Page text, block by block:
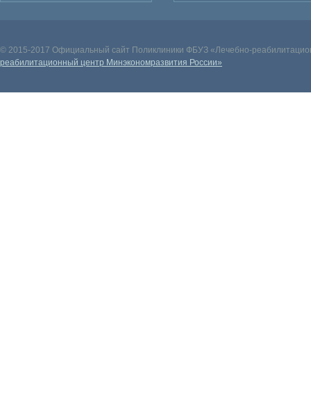
© 2015-2017 Официальный сайт Поликлиники ФБУЗ «Лечебно-
реабилитационный центр Минэкономразвития России»